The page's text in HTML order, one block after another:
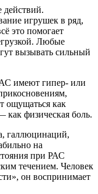
действий.
игрушек в ряд,
это помогает
Любые
вызывать сильный
имеют гипер- или
ощущаться как
как физическая боль.
галлюцинаций,
на
при РАС
течением. Человек
он воспринимает